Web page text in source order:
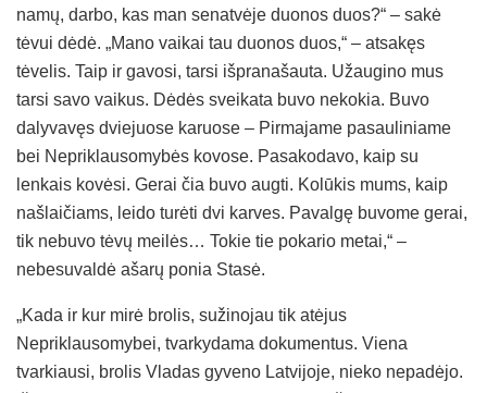
namų, darbo, kas man senatvėje duonos duos?“ – sakė
tėvui dėdė. „Mano vaikai tau duonos duos,“ – atsakęs
tėvelis. Taip ir gavosi, tarsi išpranašauta. Užaugino mus
tarsi savo vaikus. Dėdės sveikata buvo nekokia. Buvo
dalyvavęs dviejuose karuose – Pirmajame pasauliniame
bei Nepriklausomybės kovose. Pasakodavo, kaip su
lenkais kovėsi. Gerai čia buvo augti. Kolūkis mums, kaip
našlaičiams, leido turėti dvi karves. Pavalgę buvome gerai,
tik nebuvo tėvų meilės… Tokie tie pokario metai,“ –
nebesuvaldė ašarų ponia Stasė.
„Kada ir kur mirė brolis, sužinojau tik atėjus
Nepriklausomybei, tvarkydama dokumentus. Viena
tvarkiausi, brolis Vladas gyveno Latvijoje, nieko nepadėjo.